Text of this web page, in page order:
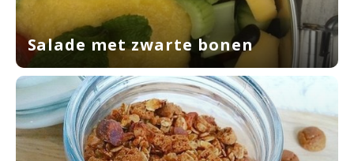
Salade met zwarte bonen